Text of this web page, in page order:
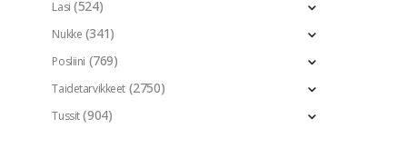
Lasi (524)
Nukke (341)
Posliini (769)
Taidetarvikkeet (2750)
Tussit (904)